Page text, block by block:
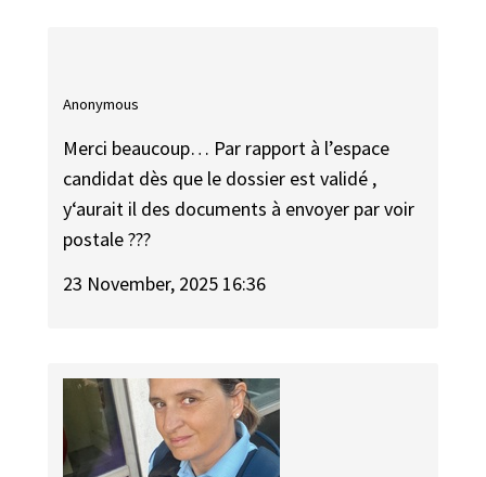
Anonymous
Merci beaucoup… Par rapport à l’espace
candidat dès que le dossier est validé ,
y‘aurait il des documents à envoyer par voir
postale ???
23 November, 2025 16:36